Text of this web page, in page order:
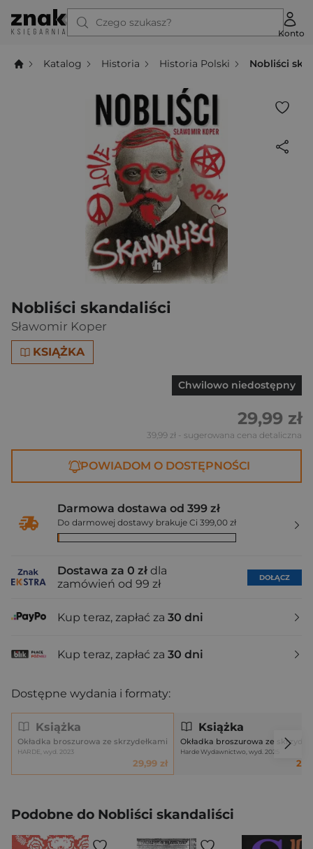
Czego szukasz?
Konto
Katalog Historia Historia Polski Nobliści
Nobliści skandaliści
Sławomir Koper
KSIĄŻKA
Chwilowo niedostępny
29,99 zł
39,99 zł - sugerowana cena detaliczna
POWIADOM O DOSTĘPNOŚCI
Darmowa dostawa od 399 zł
Do darmowej dostawy brakuje Ci 399,00 zł
Dostawa za 0 zł dla
zamówień od 99 zł
DOŁĄCZ
Kup teraz, zapłać za 30 dni
Kup teraz, zapłać za 30 dni
Dostępne wydania i formaty:
Książka
Okładka broszurowa ze skrzydełkami
HARDE, wyd. 2023
29,99 zł
Książka
Okładka broszurowa ze
Harde Wydawnictwo, wyd. 2025
Podobne do Nobliści skandaliści